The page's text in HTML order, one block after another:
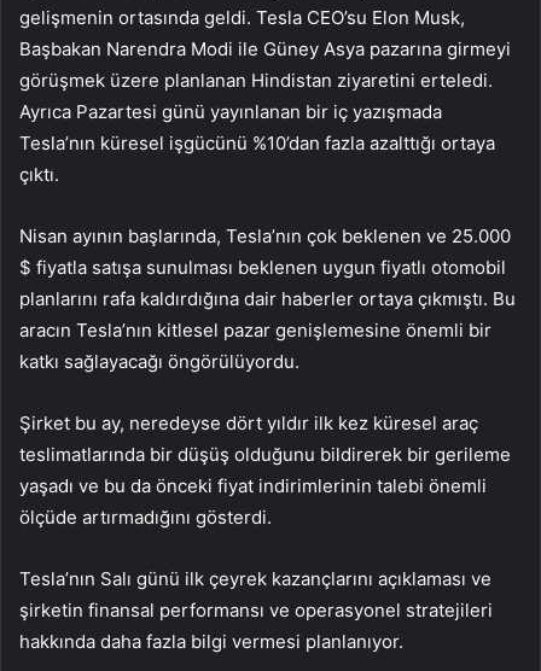
gelişmenin ortasında geldi. Tesla CEO’su Elon Musk,
Başbakan Narendra Modi ile Güney Asya pazarına girmeyi
görüşmek üzere planlanan Hindistan ziyaretini erteledi.
Ayrıca Pazartesi günü yayınlanan bir iç yazışmada
Tesla’nın küresel işgücünü %10’dan fazla azalttığı ortaya
çıktı.
Nisan ayının başlarında, Tesla’nın çok beklenen ve 25.000
$ fiyatla satışa sunulması beklenen uygun fiyatlı otomobil
planlarını rafa kaldırdığına dair haberler ortaya çıkmıştı. Bu
aracın Tesla’nın kitlesel pazar genişlemesine önemli bir
katkı sağlayacağı öngörülüyordu.
Şirket bu ay, neredeyse dört yıldır ilk kez küresel araç
teslimatlarında bir düşüş olduğunu bildirerek bir gerileme
yaşadı ve bu da önceki fiyat indirimlerinin talebi önemli
ölçüde artırmadığını gösterdi.
Tesla’nın Salı günü ilk çeyrek kazançlarını açıklaması ve
şirketin finansal performansı ve operasyonel stratejileri
hakkında daha fazla bilgi vermesi planlanıyor.